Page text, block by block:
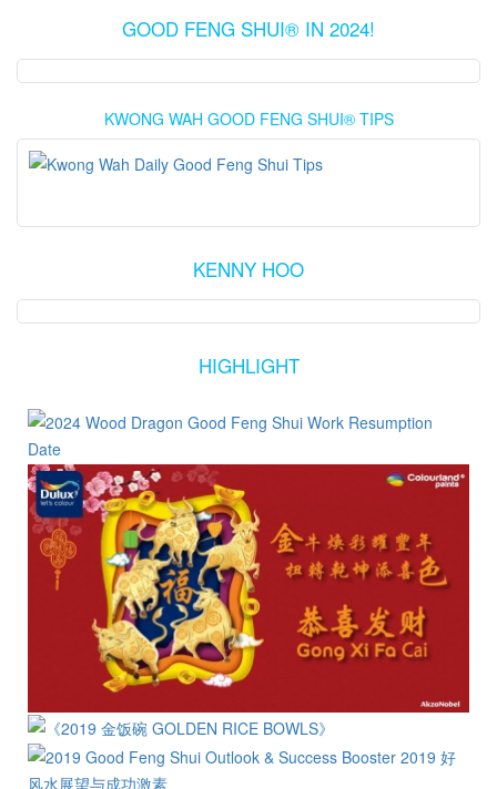
GOOD FENG SHUI® IN 2024!
KWONG WAH GOOD FENG SHUI® TIPS
KENNY HOO
HIGHLIGHT